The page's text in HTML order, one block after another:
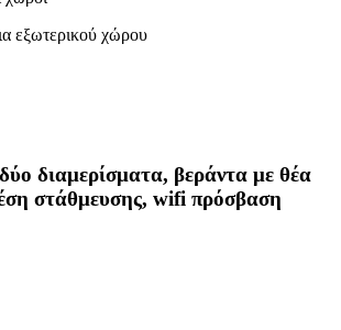
διαμερίσματα, βεράντα με θέα
στάθμευσης, wifi πρόσβαση